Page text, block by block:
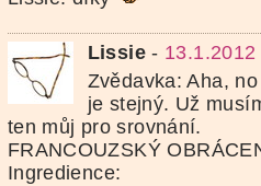
Lissie-
Zvědavka: Aha,
je stejný. Už
ten můj pro srovnání.
FRANCOUZSKÝ
Ingredience: